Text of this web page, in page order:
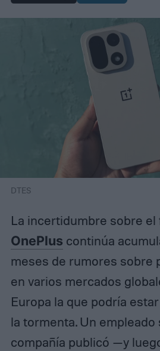
DTES
La incertidumbre sobre el
OnePlus continúa
meses de rumores sobre
en varios mercados
Europa la que podría
la tormenta. Un empleado
compañía publicó —y